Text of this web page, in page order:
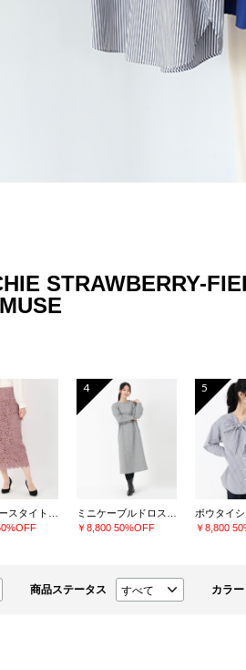
STRAWBERRY-
4
￥8,800 50%OFF
5
ボウタイ
￥8,800
商品ステータス カラー